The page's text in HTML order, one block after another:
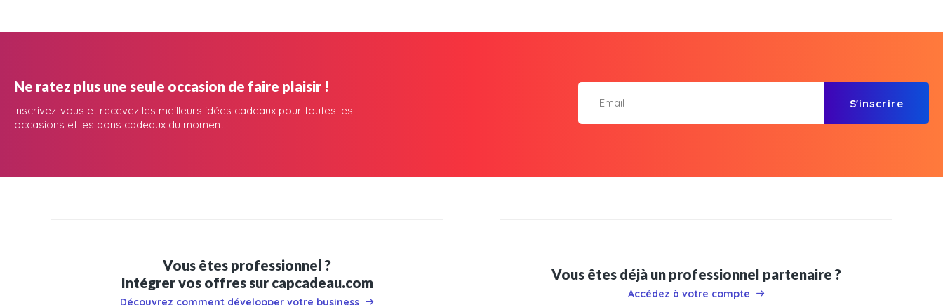
Ne ratez plus une seule occasion de faire plaisir !
Inscrivez-vous et recevez les meilleurs idées cadeaux pour toutes les
occasions et les bons cadeaux du moment.
S'inscrire
Vous êtes professionnel ?
Intégrer vos offres sur capcadeau.com
Découvrez comment développer votre business
Vous êtes déjà un professionnel partenaire ?
Accédez à votre compte